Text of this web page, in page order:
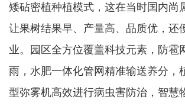
矮砧密植种植模式，这在当时国内尚
让果树结果早、产量高、品质优，还
业。园区全方位覆盖科技元素，防雹
雨，水肥一体化管网精准输送养分，
型弥雾机高效进行病虫害防治，智慧